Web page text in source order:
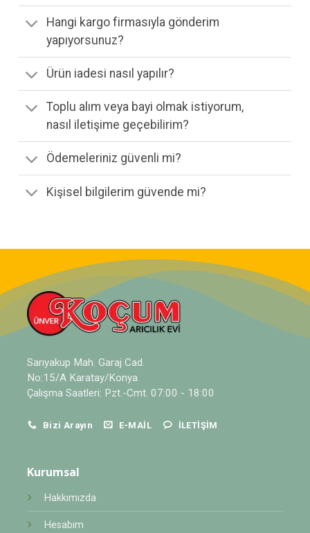
Hangi kargo firmasıyla gönderim
yapıyorsunuz?
Ürün iadesi nasıl yapılır?
Toplu alım veya bayi olmak istiyorum,
nasıl iletişime geçebilirim?
Ödemeleriniz güvenli mi?
Kişisel bilgilerim güvende mi?
Sarıyakup Mah. Garaj Cad.
No:15/A Karatay/Konya
Çalışma Saatleri: Pzt.-Cmt. 07:00 - 18:00
Bizi Arayın E-MAIL İLETIŞIM
Kurumsal
Hakkımızda
Hesabım